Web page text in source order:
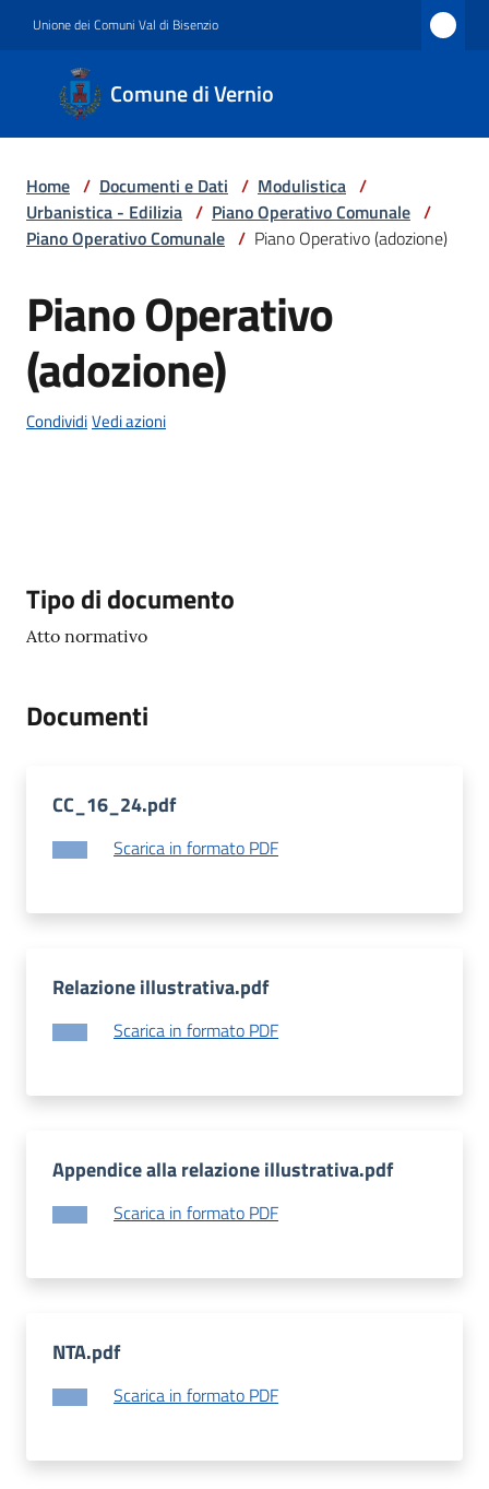
Unione dei Comuni Val di Bisenzio
Comune di Vernio
Comune
di
Vernio
Amministrazione
Novità
Servizi
su
Home / Documenti e Dati / Modulistica /
Urbanistica - Edilizia / Piano Operativo Comunale /
Piano Operativo Comunale / Piano Operativo (adozione)
Salta al contenuto
Piano Operativo
(adozione)
CondividiVedi azioni
Descrizione
Tipo di documento
Atto normativo
Documenti
CC_16_24.pdf
Scarica in formato PDF
Relazione illustrativa.pdf
Scarica in formato PDF
Appendice alla relazione illustrativa.pdf
Scarica in formato PDF
NTA.pdf
Scarica in formato PDF